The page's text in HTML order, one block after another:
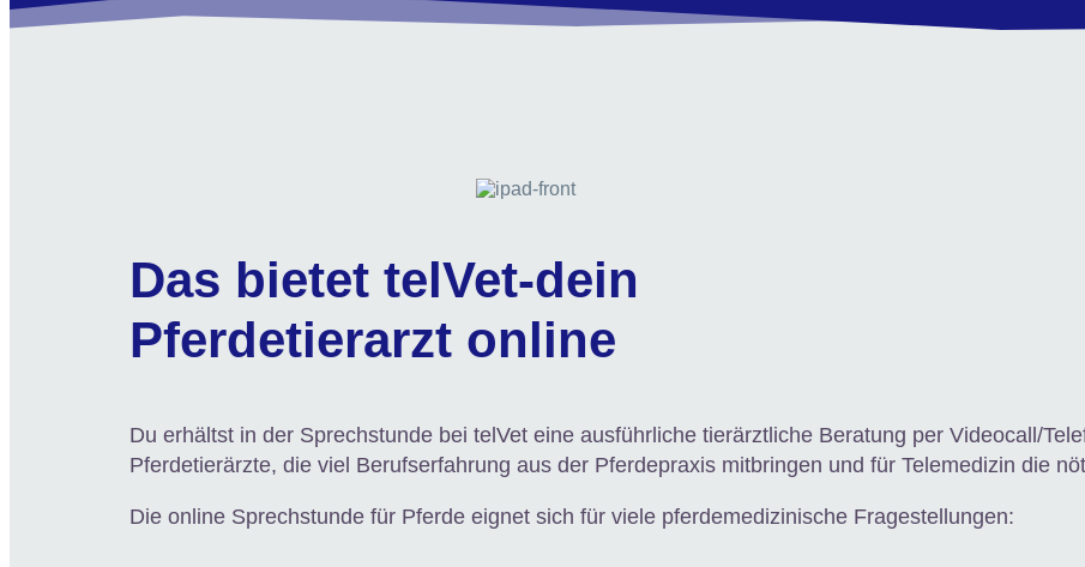
Das bietet telVet-dein
Pferdetierarzt online
Du erhältst in der Sprechstunde bei telVet eine ausführliche tierärztliche Beratung per Videocall/
Pferdetierärzte, die viel Berufserfahrung aus der Pferdepraxis mitbringen und für Telemedizin die
Die online Sprechstunde für Pferde eignet sich für viele pferdemedizinische Fragestellungen: